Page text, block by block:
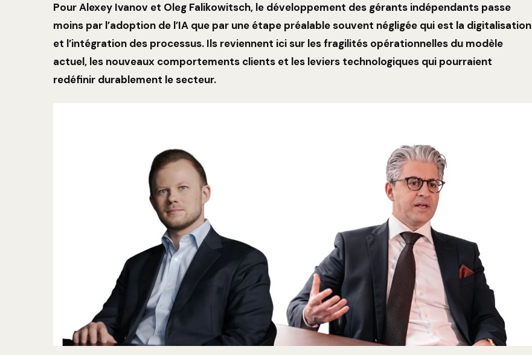
Pour Alexey Ivanov et Oleg Falikowitsch, le développement des gérants indépendants passe
moins par l’adoption de l’IA que par une étape préalable souvent négligée qui est la digitalisation
et l’intégration des processus. Ils reviennent ici sur les fragilités opérationnelles du modèle
actuel, les nouveaux comportements clients et les leviers technologiques qui pourraient
redéfinir durablement le secteur.